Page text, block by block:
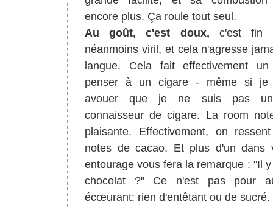
encore plus. Ça roule tout seul.
Au goût, c'est doux, c'est fin
néanmoins viril, et cela n'agresse
langue. Cela fait effectivement
penser à un cigare - même si je
avouer que je ne suis pas
connaisseur de cigare. La room
plaisante. Effectivement, on
notes de cacao. Et plus d'un dans
entourage vous fera la remarque : "Il
chocolat ?" Ce n'est pas pour
écœurant: rien d'entêtant ou de sucré.